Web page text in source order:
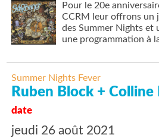
Pour le 20e
CCRM leur offrons un
des Summer Nights et
une programmation à
Summer Nights Fever
Ruben Block + Colline
date
jeudi 26 août 2021